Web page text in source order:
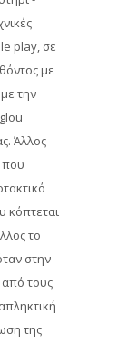
play, σε
με
την
Άλλος
που
κόπτεται
το
στην
από τους
της